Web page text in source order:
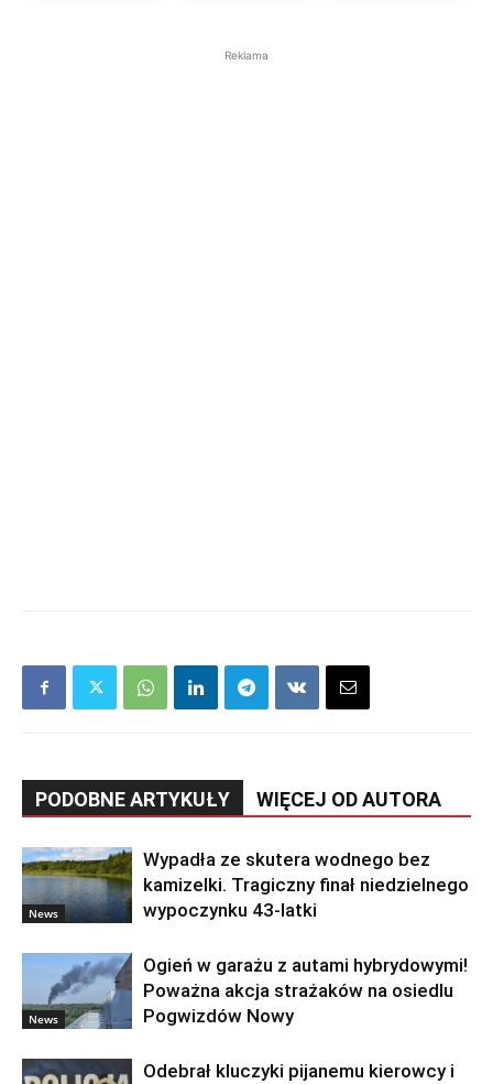
Reklama
PODOBNE ARTYKUŁY WIĘCEJ OD AUTORA
News
Wypadła ze skutera wodnego bez
kamizelki. Tragiczny finał niedzielnego
wypoczynku 43-latki
News
Ogień w garażu z autami hybrydowymi!
Poważna akcja strażaków na osiedlu
Pogwizdów Nowy
Odebrał kluczyki pijanemu kierowcy i